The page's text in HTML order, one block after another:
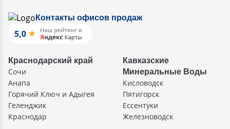
Контакты офисов продаж
Краснодарский край
Сочи
Анапа
Горячий Ключ и Адыгея
Геленджик
Краснодар
Кавказские
Минеральные Воды
Кисловодск
Пятигорск
Ессентуки
Железноводск